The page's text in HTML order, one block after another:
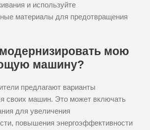
и используйте
материалы для предотвращения
мою
машину?
предлагают варианты
своих машин. Это может включать
для увеличения
повышения энергоэффективности